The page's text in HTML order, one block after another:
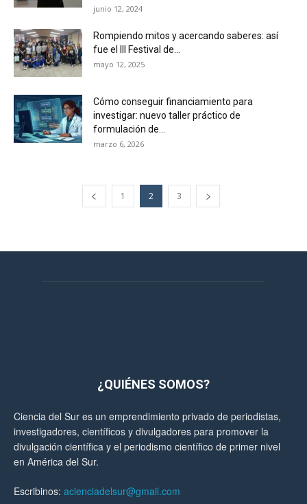
junio 12, 2024
Rompiendo mitos y acercando saberes: así
fue el III Festival de...
mayo 12, 2025
Cómo conseguir financiamiento para
investigar: nuevo taller práctico de
formulación de...
marzo 6, 2026
1 2 3
¿QUIÉNES SOMOS?
Ciencia del Sur es un emprendimiento privado de periodistas,
investigadores, científicos y divulgadores para promover la
divulgación científica y el periodismo científico de primer nivel
en América del Sur.
Escribinos: acienciadelsur@gmail.com